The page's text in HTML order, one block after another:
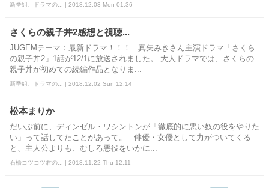
新番組、ドラマの... | 2018.12.03 Mon 01:36
さくらの親子丼2感想と視聴...
JUGEMテーマ：最新ドラマ！！！ 真矢みきさん主演ドラマ「さくら
の親子丼2」1話が12/1に放送されました。 大人ドラマでは、さくらの
親子丼が初めての続編作品となりま...
新番組、ドラマの... | 2018.12.02 Sun 12:14
松本まりか
だいぶ前に、ディンゼル・ワシントンが「徹底的に悪い奴の役をやりた
い」って話してたことがあって。 俳優・女優として力がついてくる
と、主人公よりも、むしろ悪役をいかに...
石橋コツコツ君の... | 2018.11.22 Thu 12:11